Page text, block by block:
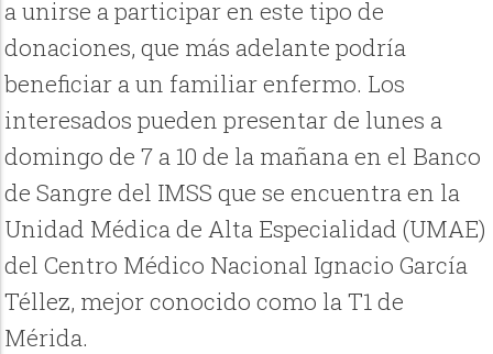
a unirse a participar en este tipo de
donaciones, que más adelante podría
beneficiar a un familiar enfermo. Los
interesados pueden presentar de lunes a
domingo de 7 a 10 de la mañana en el Banco
de Sangre del IMSS que se encuentra en la
Unidad Médica de Alta Especialidad (UMAE)
del Centro Médico Nacional Ignacio García
Téllez, mejor conocido como la T1 de
Mérida.